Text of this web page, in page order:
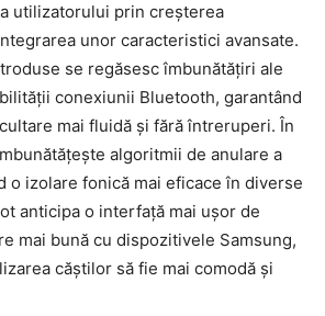
utilizatorului prin creșterea
unor caracteristici avansate.
se regăsesc îmbunătățiri ale
conexiunii Bluetooth, garantând
mai fluidă și fără întreruperi. În
algoritmii de anulare a
o izolare fonică mai eficace în diverse
anticipa o interfață mai ușor de
mai bună cu dispozitivele Samsung,
căștilor să fie mai comodă și